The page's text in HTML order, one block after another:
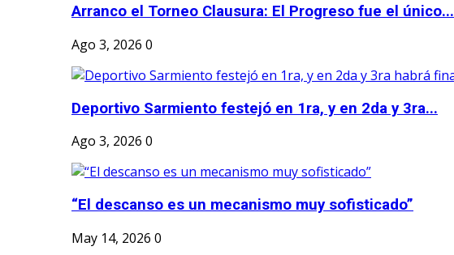
Arranco el Torneo Clausura: El Progreso fue el único...
Ago 3, 2026 0
Deportivo Sarmiento festejó en 1ra, y en 2da y 3ra...
Ago 3, 2026 0
“El descanso es un mecanismo muy sofisticado”
May 14, 2026 0